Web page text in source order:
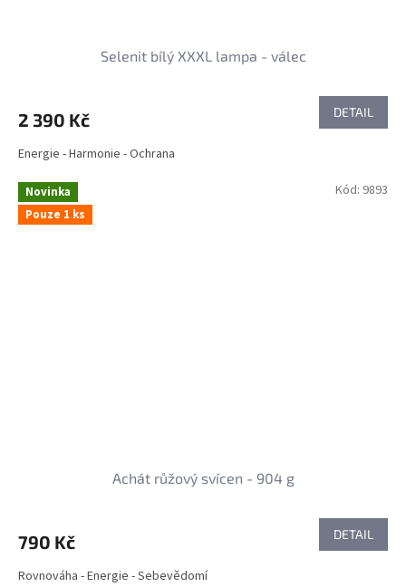
Selenit bílý XXXL lampa - válec
2 390 Kč DETAIL
Energie - Harmonie - Ochrana
Novinka
Pouze 1 ks
Achát růžový svícen - 904 g
790 Kč DETAIL
Rovnováha - Energie - Sebevědomí
Kód: 9893